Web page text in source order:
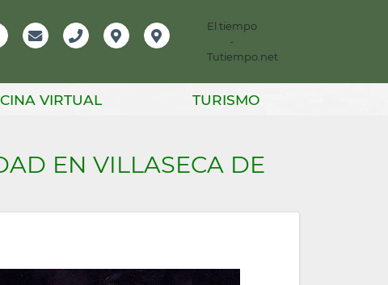
El tiempo
-
Tutiempo.net
VIRTUAL TURISMO
EN VILLASECA DE